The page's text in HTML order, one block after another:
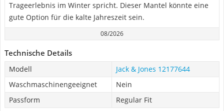
Trageerlebnis im Winter spricht. Dieser Mantel könnte eine
gute Option für die kalte Jahreszeit sein.
08/2026
Technische Details
Modell
Jack & Jones 12177644
Waschmaschinengeeignet
Nein
Passform
Regular Fit